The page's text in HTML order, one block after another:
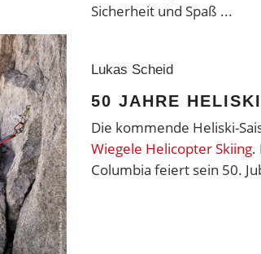
Sicherheit und Spaß
Lukas Scheid
50 JAHRE
Die kommende Heliski-
Wiegele Helicopter Skiing.
Columbia feiert sein 50.